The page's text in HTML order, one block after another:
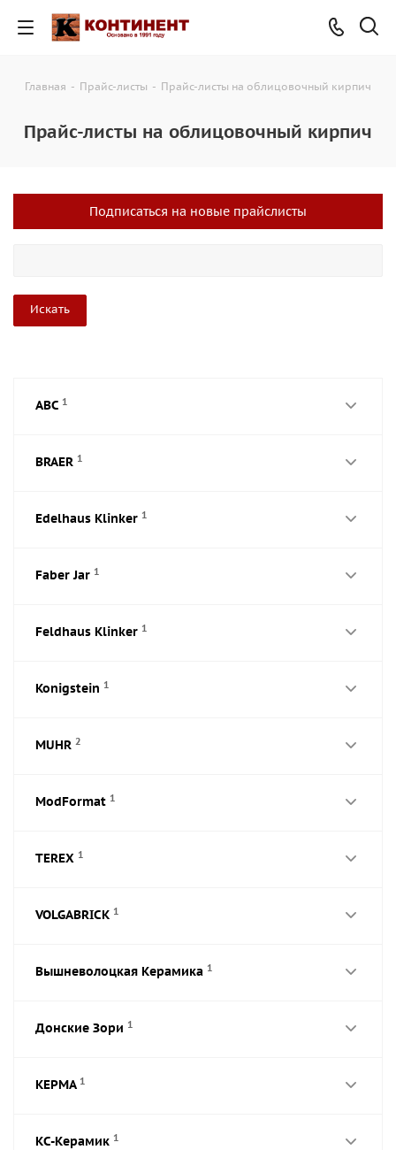
Главная - Прайс-листы - Прайс-листы на облицовочный кирпич
Прайс-листы на облицовочный кирпич
Подписаться на новые прайслисты
ABC 1
BRAER 1
Edelhaus Klinker 1
Faber Jar 1
Feldhaus Klinker 1
Konigstein 1
MUHR 2
ModFormat 1
TEREX 1
VOLGABRICK 1
Вышневолоцкая Керамика 1
Донские Зори 1
КЕРМА 1
КС-Керамик 1